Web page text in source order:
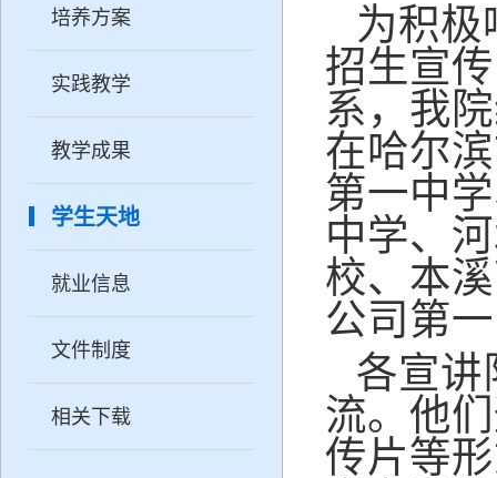
培养方案
实践教学
教学成果
学生天地
就业信息
文件制度
相关下载
为积极
招生宣
系，我
在哈尔
第一中
中学、
校、本
公司第
各宣讲
流。他
传片等